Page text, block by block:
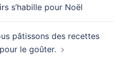
s’habille pour Noël
pâtissons des recettes
le goûter.